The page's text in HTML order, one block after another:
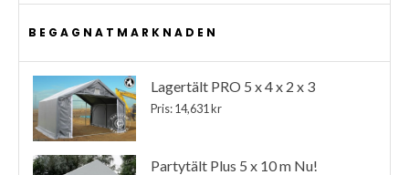
BEGAGNATMARKNADEN
Lagertält PRO 5 x 4 x 2 x 3
Pris: 14,631 kr
Partytält Plus 5 x 10 m Nu!